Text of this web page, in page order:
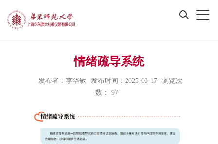
情绪疏导系统
发布者：李华敏 发布时间：2025-03-17
浏览次
数：
97